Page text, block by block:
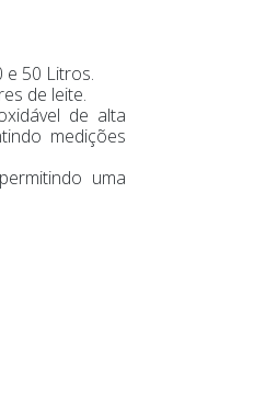
e 50 Litros.
de leite.
de alta
medições
uma